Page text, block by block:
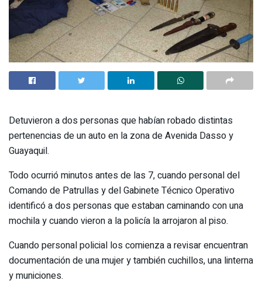
Detuvieron a dos personas que habían robado distintas
pertenencias de un auto en la zona de Avenida Dasso y
Guayaquil.
Todo ocurrió minutos antes de las 7, cuando personal del
Comando de Patrullas y del Gabinete Técnico Operativo
identificó a dos personas que estaban caminando con una
mochila y cuando vieron a la policía la arrojaron al piso.
Cuando personal policial los comienza a revisar encuentran
documentación de una mujer y también cuchillos, una linterna
y municiones.